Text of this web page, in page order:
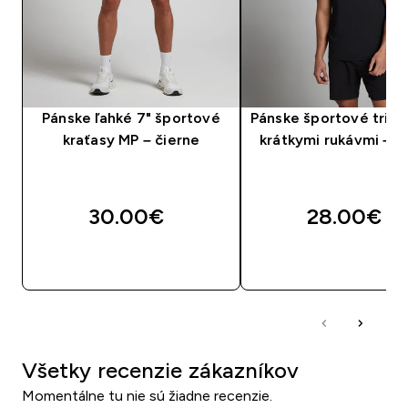
Pánske ľahké 7" športové
kraťasy MP – čierne
30.00€‎
Pánske športové
krátkymi rukávmi –
28.00€‎
Všetky recenzie zákazníkov
Momentálne tu nie sú žiadne recenzie.